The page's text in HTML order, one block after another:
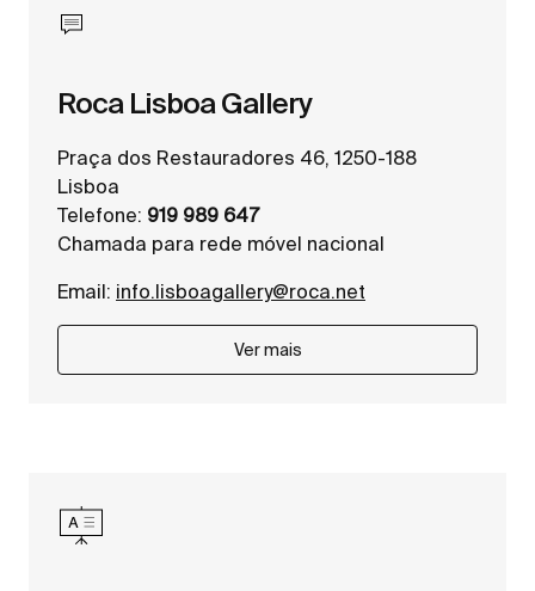
Roca Lisboa Gallery
Praça dos Restauradores 46, 1250-188
Lisboa
Telefone: 919 989 647
Chamada para rede móvel nacional
Email: info.lisboagallery@roca.net
Ver mais